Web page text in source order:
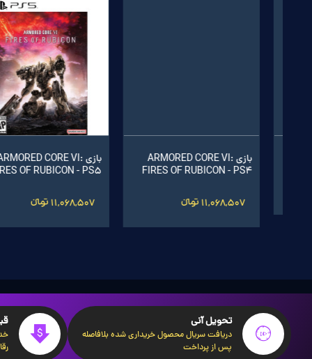
بازی ARMORED CORE VI:
FIRES OF RUBICON - PS4
11,068,507 تومانءءء
اشتراک 60 روزه World of
Warcraft سرور اروپا
5,350,001 تومانءءء
پرفروش
بازی World of Warcraft®:
Midnight ریجن اروپا
8,200,001 تومانءءء
تحویل آنی
دریافت سریال محصول خریداری شده بلافاصله
پس از پرداخت